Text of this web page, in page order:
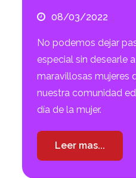
08/03/2022
No podemos dejar
especial sin desearle
maravillosas mujeres
nuestra comunidad
día de la mujer.
Leer mas...